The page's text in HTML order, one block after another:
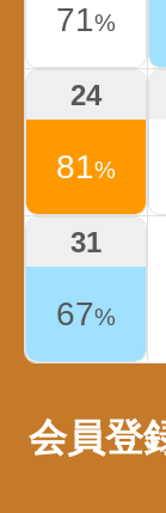
71%
24
81%
31
67%
会員登